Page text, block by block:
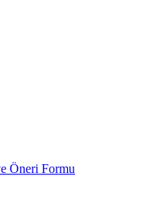
Öneri Formu